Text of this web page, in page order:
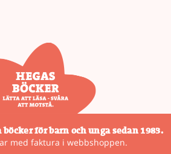
för barn och unga sedan 1983.
med faktura i webbshoppen.